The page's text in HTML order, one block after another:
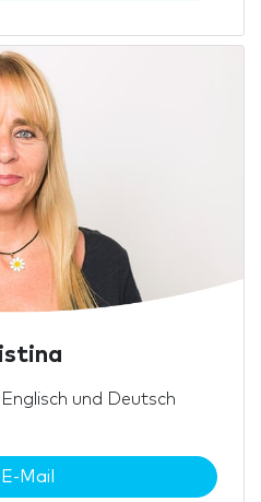
und Deutsch
Mail